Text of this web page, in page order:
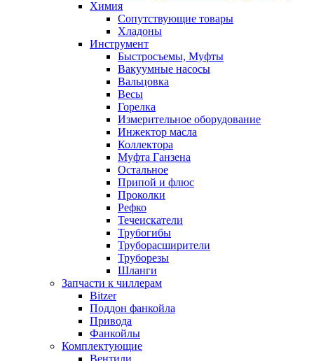
Химия
Сопутствующие товары
Хладоны
Инструмент
Быстросъемы, Муфты
Вакуумные насосы
Вальцовка
Весы
Горелка
Измерительное оборудование
Инжектор масла
Коллектора
Муфта Ганзена
Остальное
Припой и флюс
Проколки
Рефко
Течеискатели
Трубогибы
Труборасширители
Труборезы
Шланги
Запчасти к чиллерам
Bitzer
Поддон фанкойла
Привода
Фанкойлы
Комплектующие
Вентили